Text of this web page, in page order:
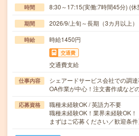
時間 8:30～17:15(実働:7時間45分) (休
期間 2026/9/上旬～長期（3カ月以上
時給 時給1450円
交通費
交通費支給
仕事内容
シェアードサービス会社での調
OA作業が中心！注文書作成など
応募資格
職種未経験OK / 英語力不要
職種未経験OK！業界未経験OK！
まずはご応募ください／歓迎条